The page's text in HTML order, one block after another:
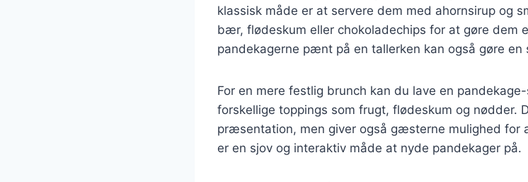
klassisk måde er at servere dem med ahornsirup og
bær, flødeskum eller chokoladechips for at gøre dem
pandekagerne pænt på en tallerken kan også gøre
For en mere festlig brunch kan du lave en
forskellige toppings som frugt, flødeskum og nødder.
præsentation, men giver også gæsterne mulighed for
er en sjov og interaktiv måde at nyde pandekager på.